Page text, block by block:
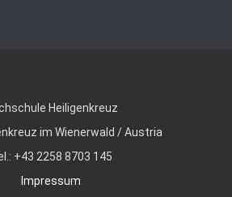
Heiligenkreuz
im Wienerwald / Austria
+43 2258 8703 145
Impressum